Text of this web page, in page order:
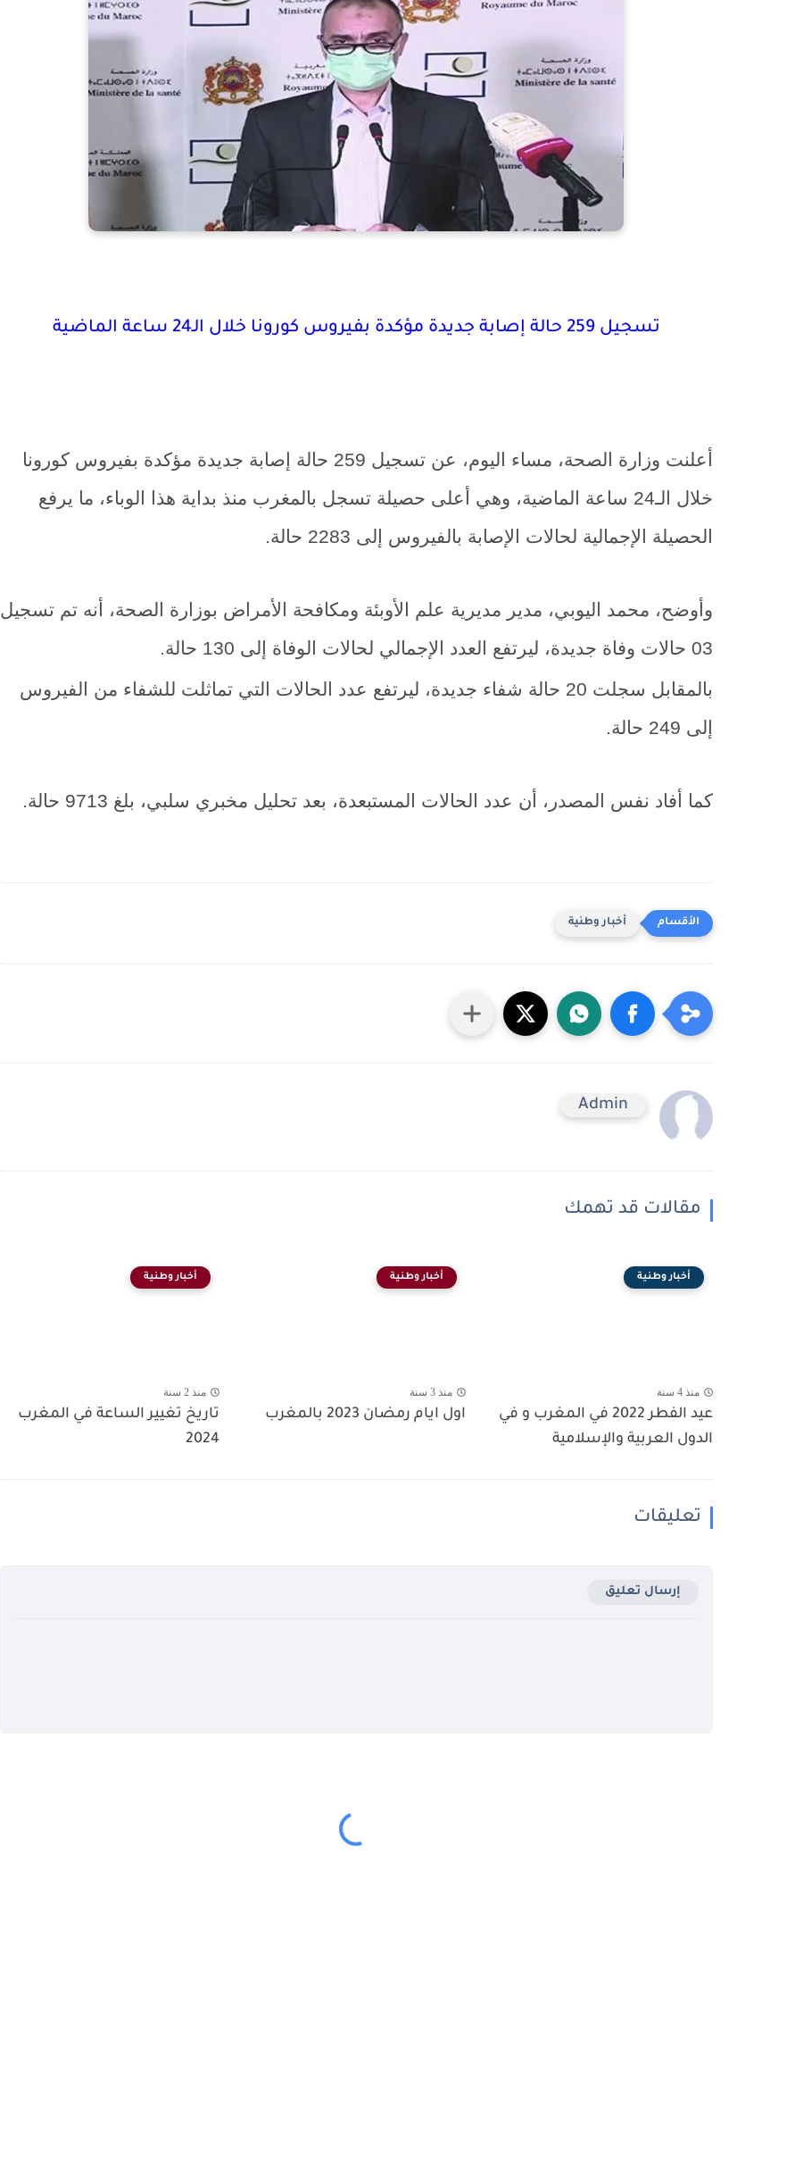
تسجيل 259 حالة إصابة جديدة مؤكدة بفيروس كورونا خلال الـ24 ساعة الماضية
أعلنت وزارة الصحة، مساء اليوم، عن تسجيل 259 حالة إصابة جديدة مؤكدة بفيروس كورونا
خلال الـ24 ساعة الماضية، وهي أعلى حصيلة تسجل بالمغرب منذ بداية هذا الوباء، ما يرفع
الحصيلة الإجمالية لحالات الإصابة بالفيروس إلى 2283 حالة.
وأوضح، محمد اليوبي، مدير مديرية علم الأوبئة ومكافحة الأمراض بوزارة الصحة، أنه تم تسجيل
03 حالات وفاة جديدة، ليرتفع العدد الإجمالي لحالات الوفاة إلى 130 حالة.
بالمقابل سجلت 20 حالة شفاء جديدة، ليرتفع عدد الحالات التي تماثلت للشفاء من الفيروس
إلى 249 حالة.
كما أفاد نفس المصدر، أن عدد الحالات المستبعدة، بعد تحليل مخبري سلبي، بلغ 9713 حالة.
أخبار وطنية
Admin
مقالات قد تهمك
أخبار وطنية
منذ 4 سنة
عيد الفطر 2022 في المغرب و في
الدول العربية والإسلامية
أخبار وطنية
منذ 3 سنة
اول ايام رمضان 2023 بالمغرب
أخبار وطنية
منذ 2 سنة
تاريخ تغيير الساعة في المغرب
2024
تعليقات
إرسال تعليق